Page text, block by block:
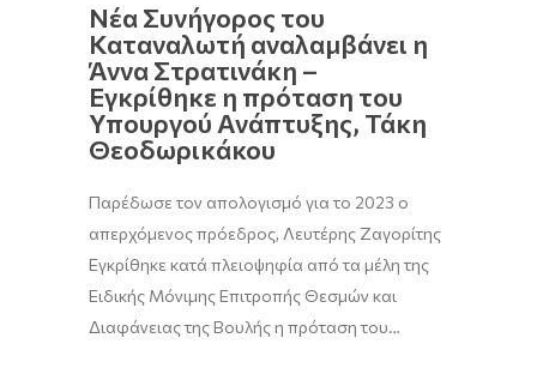
Νέα Συνήγορος του
Καταναλωτή αναλαμβάνει η
Άννα Στρατινάκη –
Εγκρίθηκε η πρόταση του
Υπουργού Ανάπτυξης, Τάκη
Θεοδωρικάκου
Παρέδωσε τον απολογισμό για το 2023 ο
απερχόμενος πρόεδρος, Λευτέρης Ζαγορίτης
Εγκρίθηκε κατά πλειοψηφία από τα μέλη της
Ειδικής Μόνιμης Επιτροπής Θεσμών και
Διαφάνειας της Βουλής η πρόταση του…